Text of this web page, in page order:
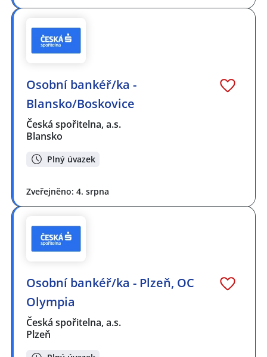
Osobní bankéř/ka -
Blansko/Boskovice
Česká spořitelna, a.s.
Blansko
Plný úvazek
Zveřejněno: 4. srpna
Osobní bankéř/ka - Plzeň, OC
Olympia
Česká spořitelna, a.s.
Plzeň